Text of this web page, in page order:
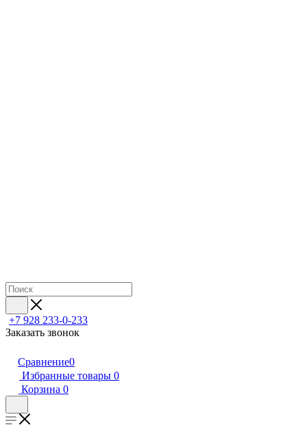
+7 928 233-0-233
Заказать звонок
Сравнение0
Избранные товары 0
Корзина 0